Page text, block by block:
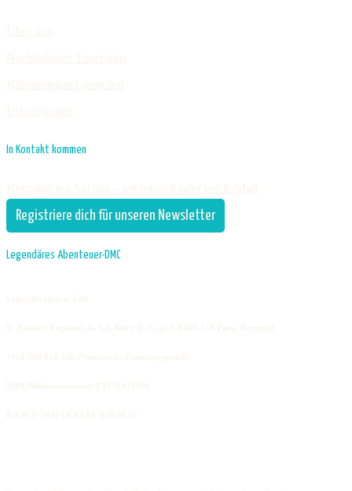
In Kontakt kommen
Registriere dich für unseren Newsletter
Legendäres Abenteuer-DMC